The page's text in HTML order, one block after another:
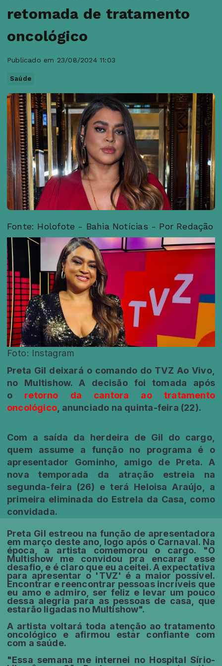
retomada de tratamento
oncológico
Publicado em 23/08/2024 11:03
Saúde
Fonte: Holofote - Bahia Notícias - Por Redação
Foto: Instagram
Preta Gil deixará o comando do TVZ Ao Vivo,
no Multishow. A decisão foi tomada após
o retorno da cantora ao tratamento
oncológico , anunciado na quinta-feira (22).
Com a saída da herdeira de Gil do cargo,
quem assume a função no programa é o
apresentador Gominho, amigo de Preta. A
nova temporada da atração estreia na
segunda-feira (26) e terá Heloisa Araújo, a
primeira eliminada do Estrela da Casa, como
convidada.
Preta Gil estreou na função de apresentadora
em março deste ano, logo após o Carnaval. Na
época, a artista comemorou o cargo. "O
Multishow me convidou pra encarar esse
desafio, e é claro que eu aceitei. A expectativa
para apresentar o 'TVZ' é a maior possível.
Encontrar e reencontrar pessoas incríveis que
eu amo e admiro, ser feliz e levar um pouco
dessa alegria para as pessoas de casa, que
estarão ligadas no Multishow".
A artista voltará toda atenção ao tratamento
oncológico e afirmou estar confiante com
com a saúde.
"Essa semana me internei no Hospital Sírio-